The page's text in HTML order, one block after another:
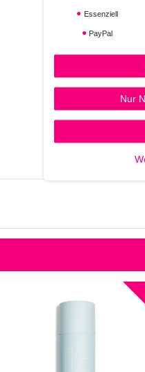
Essenziell
PayPal
Nur